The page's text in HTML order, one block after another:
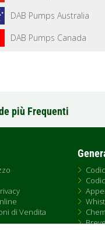
DAB Pumps Australia
DAB Pumps Canada
più Frequenti
di Vendita